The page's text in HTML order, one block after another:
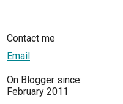
Contact me
Email
On Blogger since:
February 2011